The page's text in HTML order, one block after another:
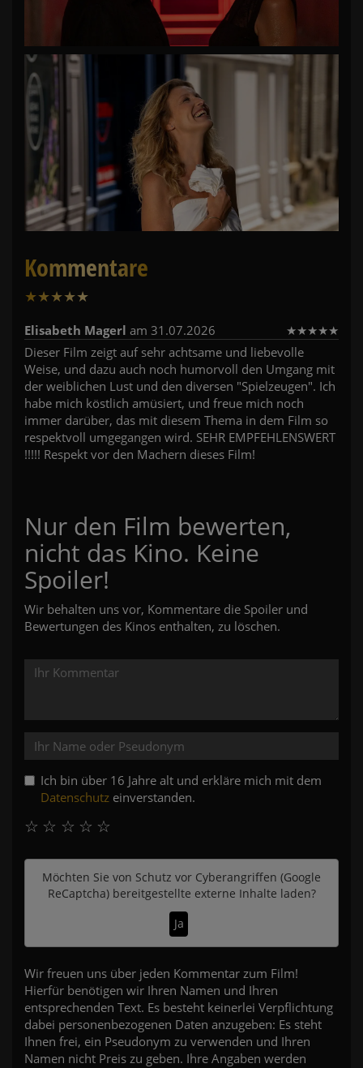
Kommentare
★★★★★
Elisabeth Magerl am 31.07.2026 ★★★★★
Dieser Film zeigt auf sehr achtsame und liebevolle
Weise, und dazu auch noch humorvoll den Umgang mit
der weiblichen Lust und den diversen "Spielzeugen". Ich
habe mich köstlich amüsiert, und freue mich noch
immer darüber, das mit diesem Thema in dem Film so
respektvoll umgegangen wird. SEHR EMPFEHLENSWERT
!!!!! Respekt vor den Machern dieses Film!
Nur den Film bewerten,
nicht das Kino. Keine
Spoiler!
Wir behalten uns vor, Kommentare die Spoiler und
Bewertungen des Kinos enthalten, zu löschen.
Ich bin über 16 Jahre alt und erkläre mich mit dem
Datenschutz einverstanden.
☆
☆
☆
☆
☆
Möchten Sie von Schutz vor Cyberangriffen (Google
ReCaptcha)bereitgestellte externe Inhalte laden?
Ja
Wir freuen uns über jeden Kommentar zum Film!
Hierfür benötigen wir Ihren Namen und Ihren
entsprechenden Text. Es besteht keinerlei Verpflichtung
dabei personenbezogenen Daten anzugeben: Es steht
Ihnen frei, ein Pseudonym zu verwenden und Ihren
Namen nicht Preis zu geben. Ihre Angaben werden